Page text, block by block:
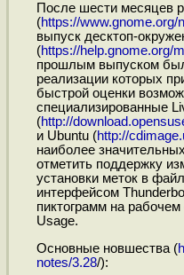
После шести месяцев
(https://www.gnome.org/
выпуск десктоп-
(https://help.gnome.org/
прошлым выпуском
реализации которых
быстрой оценки
специализированные
(http://
и Ubuntu (http://
наиболее
отметить поддержку
установки меток в
интерфейсом
пиктограмм на
Usage.
Основные новшества (
notes/3.28/):